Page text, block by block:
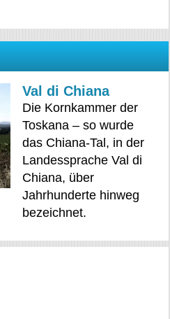
Val di Chiana
Die Kornkammer der
Toskana – so wurde
das Chiana-Tal, in der
Landessprache Val di
Chiana, über
Jahrhunderte hinweg
bezeichnet.